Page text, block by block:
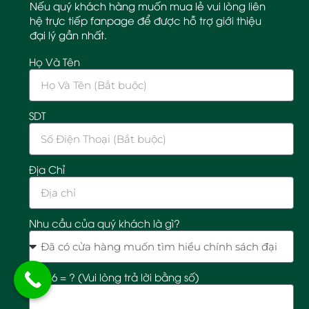
Nếu quý khách hàng muốn mua lẻ vui lòng liên
hệ trực tiếp fanpage để được hỗ trợ giới thiệu
đại lý gần nhất.
Họ Và Tên
SDT
Địa Chỉ
Nhu cầu của quý khách là gì?
12 + 6 = ? (Vui lòng trả lời bằng số)